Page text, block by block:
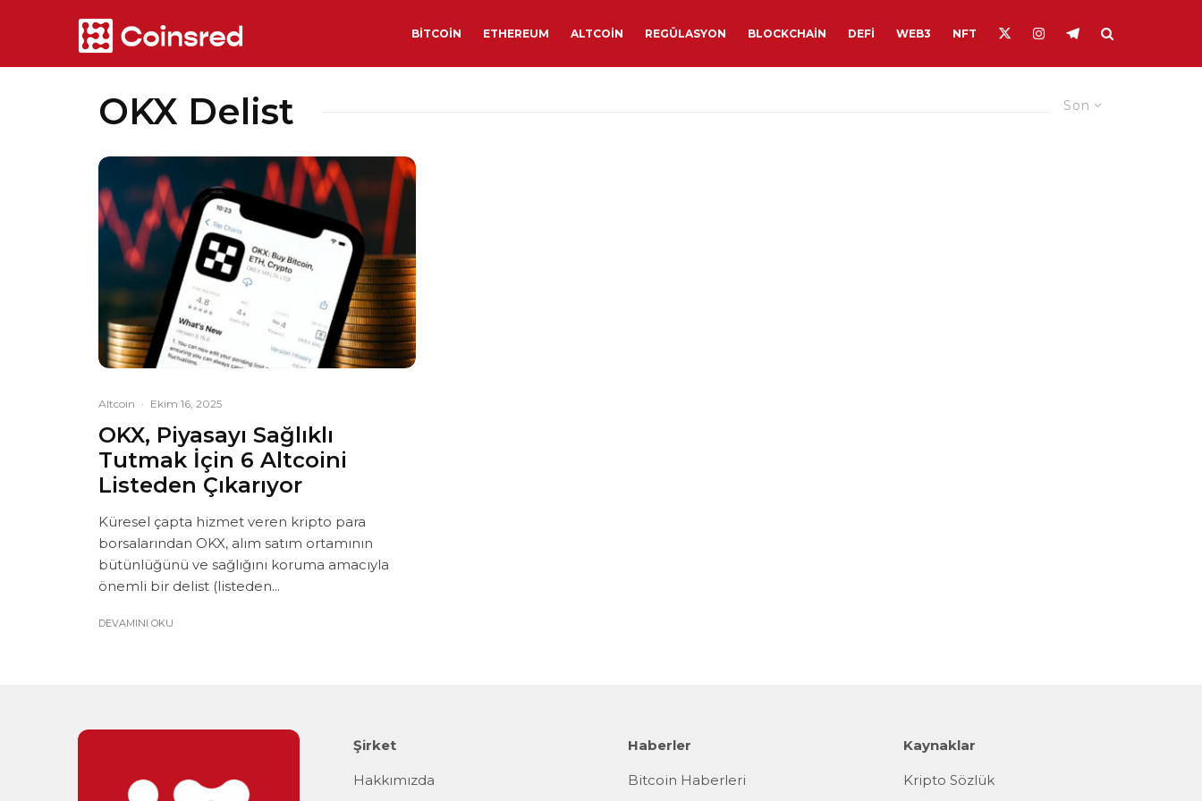
BITCOIN ETHEREUM ALTCOIN REGÜLASYON BLOCKCHAIN DEFI WEB3 NFT
Son
OKX Delist
Altcoin · Ekim 16, 2025
OKX, Piyasayı Sağlıklı
Tutmak İçin 6 Altcoini
Listeden Çıkarıyor
Küresel çapta hizmet veren kripto para
borsalarından OKX, alım satım ortamının
bütünlüğünü ve sağlığını koruma amacıyla
önemli bir delist (listeden...
DEVAMINI OKU
Şirket
Hakkımızda
Haberler
Bitcoin Haberleri
Kaynaklar
Kripto Sözlük